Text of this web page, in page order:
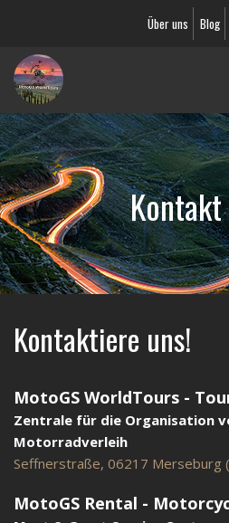
Über uns Blog
Kontaktiere uns!
MotoGS WorldTours -
Zentrale für die Organisation
Motorradverleih
Seffnerstraße, 06217 Merseburg
MotoGS Rental -